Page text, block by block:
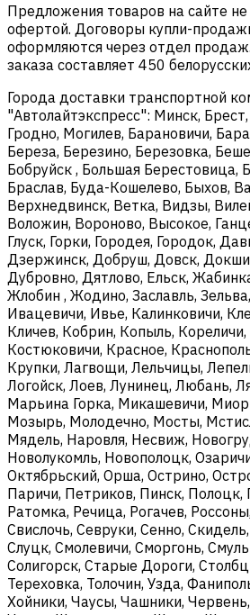
Предложения товаров на сайте не
офертой. Договоры купли-
оформляются через отдел
заказа составляет 450
Города доставки транспортной
"Автолайтэкспресс": Минск,
Гродно, Могилев, Барановичи,
Береза, Березино, Березовка,
Бобруйск , Большая Берестовица,
Браслав, Буда-Кошелево, Быхов,
Верхнедвинск, Ветка, Видзы,
Воложин, Вороново, Высокое,
Глуск, Горки, Городея, Городок,
Дзержинск, Добруш, Довск,
Дубровно, Дятлово, Ельск,
Жлобин , Жодино, Заславль,
Ивацевичи, Ивье, Калинковичи,
Кличев, Кобрин, Копыль,
Костюковичи, Красное,
Крупки, Лагвощи, Лельчицы,
Логойск, Лоев, Лунинец, Любань,
Марьина Горка, Микашевичи,
Мозырь, Молодечно, Мосты,
Мядель, Наровля, Несвиж,
Новолукомль, Новополоцк,
Октябрьский, Орша, Острино,
Паричи, Петриков, Пинск,
Ратомка, Речица, Рогачев,
Свислочь, Севруки, Сенно,
Слуцк, Смолевичи, Сморгонь,
Солигорск, Старые Дороги,
Тереховка, Толочин, Узда,
Хойники, Чаусы, Чашники,